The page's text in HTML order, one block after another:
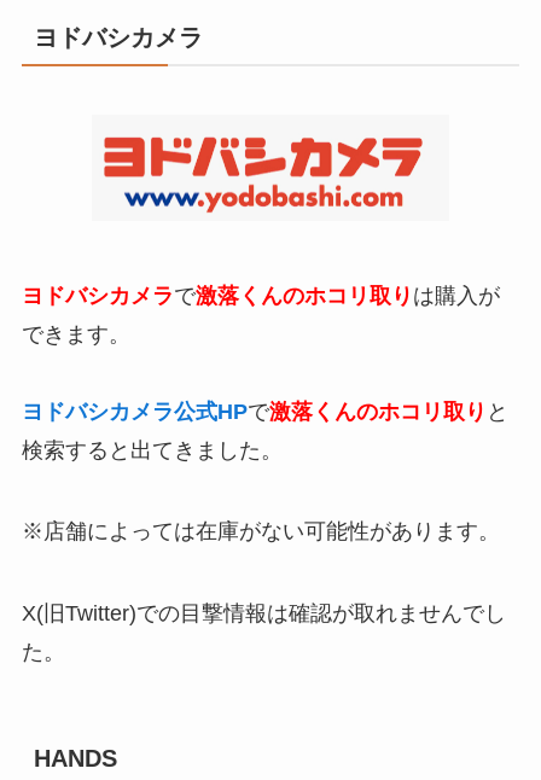
ヨドバシカメラ
ヨドバシカメラで激落くんのホコリ取り は購入が
できます。
ヨドバシカメラ公式HPで激落くんのホコリ取り と
検索すると出てきました。
※店舗によっては在庫がない可能性があります。
X(旧Twitter)での目撃情報は確認が取れませんでし
た。
HANDS